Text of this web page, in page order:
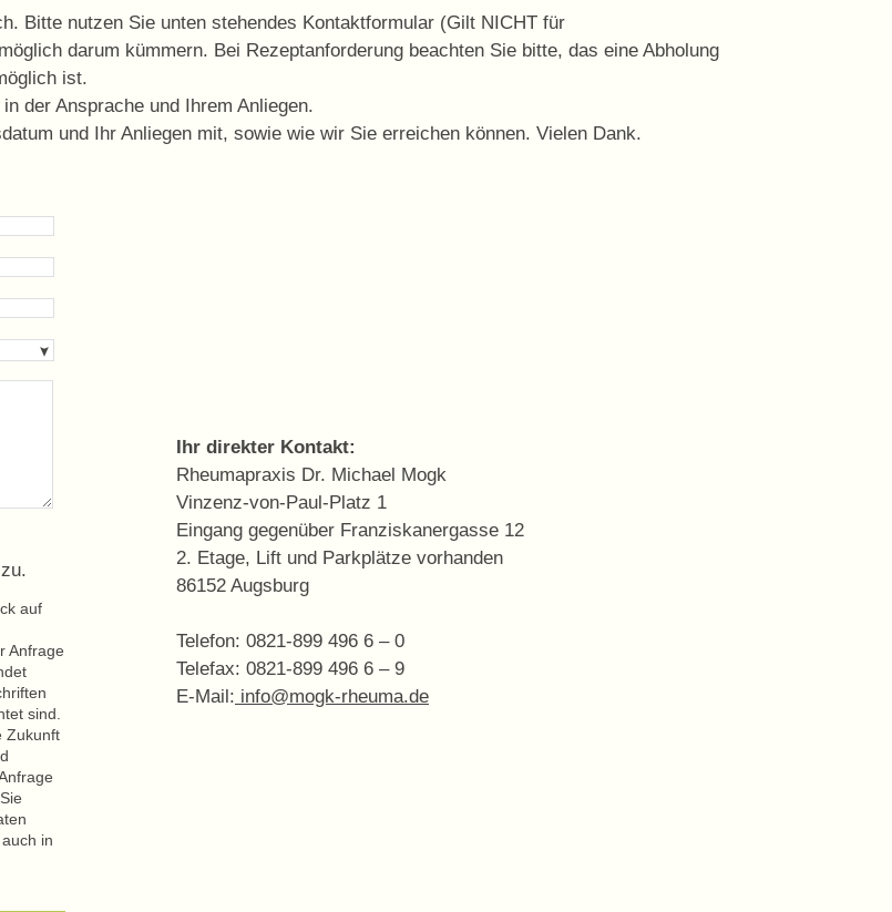
Bitte nutzen Sie unten stehendes Kontaktformular (Gilt NICHT für
darum kümmern. Bei Rezeptanforderung beachten Sie bitte, das eine Abholung
ist.
der Ansprache und Ihrem Anliegen.
und Ihr Anliegen mit, sowie wie wir Sie erreichen können. Vielen Dank.
auf
Anfrage
sind.
Zukunft
in
Ihr direkter Kontakt:
Rheumapraxis Dr. Michael Mogk
Vinzenz-von-Paul-Platz 1
Eingang gegenüber Franziskanergasse 12
2. Etage, Lift und Parkplätze vorhanden
86152 Augsburg
Telefon: 0821-899 496 6 – 0
Telefax: 0821-899 496 6 – 9
E-Mail: info@mogk-rheuma.de